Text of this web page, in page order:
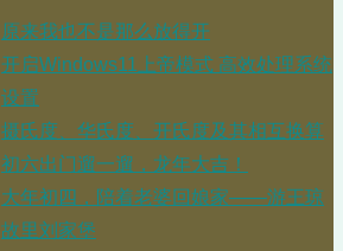
原来我也不是那么放得开
开启Windows11上帝模式 高效处理系统
设置
摄氏度、华氏度、开氏度及其相互换算
初六出门遛一遛，龙年大吉！
大年初四，陪着老婆回娘家——游王琼
故里刘家堡